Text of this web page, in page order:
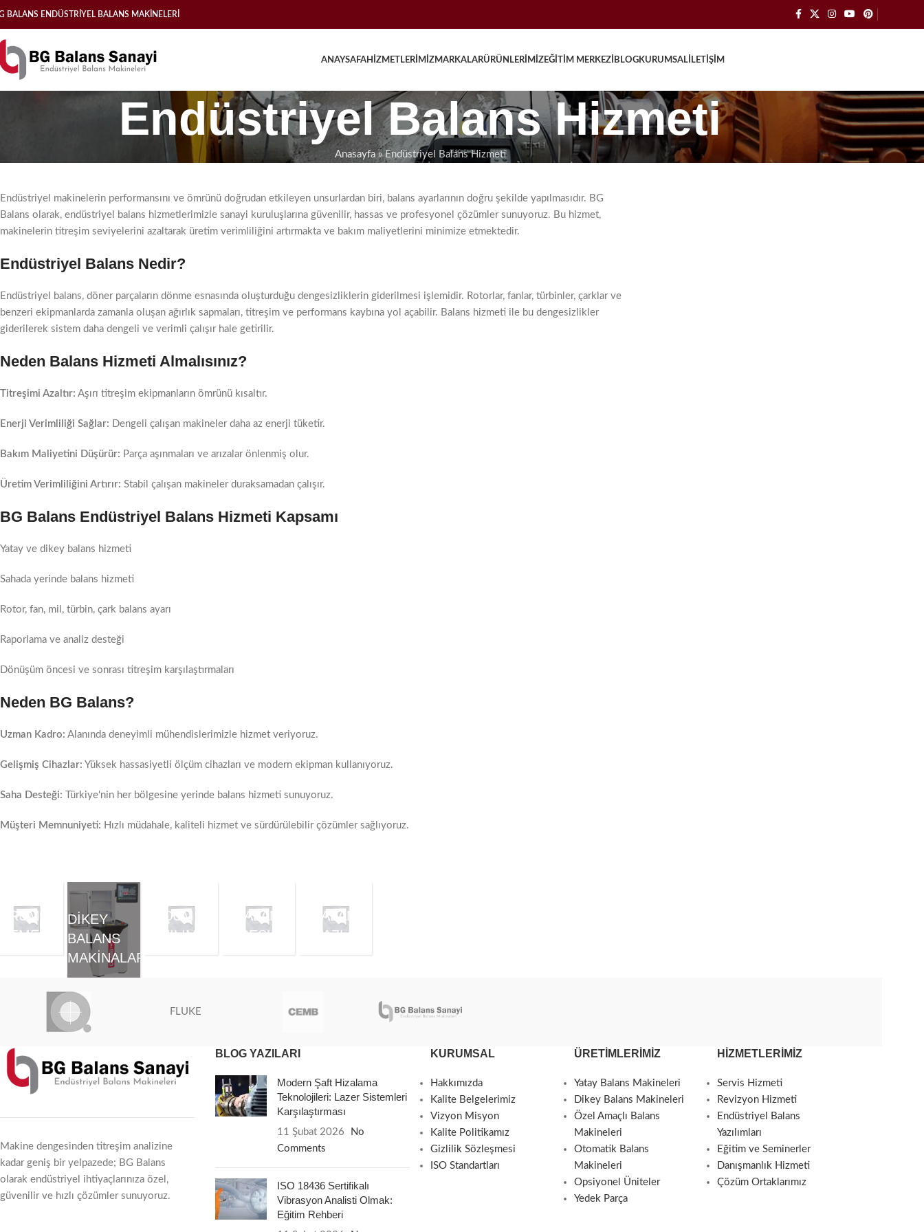
BALANS ENDÜSTRİYEL BALANS MAKİNELERİ
ANAYSAFAHIZMETLERIMIZMARKALARÜRÜNLERIMIZEĞITIM MERKEZI BLOGKURUMSAL İLETIŞIM
Endüstriyel Balans Hizmeti
Anasayfa»Endüstriyel Balans Hizmeti
Endüstriyel makinelerin performansını ve ömrünü doğrudan etkileyen unsurlardan biri, balans ayarlarının doğru şekilde yapılmasıdır. BG
Balans olarak, endüstriyel balans hizmetlerimizle sanayi kuruluşlarına güvenilir, hassas ve profesyonel çözümler sunuyoruz. Bu hizmet,
makinelerin titreşim seviyelerini azaltarak üretim verimliliğini artırmakta ve bakım maliyetlerini minimize etmektedir.
Endüstriyel Balans Nedir?
Endüstriyel balans, döner parçaların dönme esnasında oluşturduğu dengesizliklerin giderilmesi işlemidir. Rotorlar, fanlar, türbinler, çarklar ve
benzeri ekipmanlarda zamanla oluşan ağırlık sapmaları, titreşim ve performans kaybına yol açabilir. Balans hizmeti ile bu dengesizlikler
giderilerek sistem daha dengeli ve verimli çalışır hale getirilir.
Neden Balans Hizmeti Almalısınız?
Titreşimi Azaltır: Aşırı titreşim ekipmanların ömrünü kısaltır.
Enerji Verimliliği Sağlar: Dengeli çalışan makineler daha az enerji tüketir.
Bakım Maliyetini Düşürür: Parça aşınmaları ve arızalar önlenmiş olur.
Üretim Verimliliğini Artırır: Stabil çalışan makineler duraksamadan çalışır.
BG Balans Endüstriyel Balans Hizmeti Kapsamı
Yatay ve dikey balans hizmeti
Sahada yerinde balans hizmeti
Rotor, fan, mil, türbin, çark balans ayarı
Raporlama ve analiz desteği
Dönüşüm öncesi ve sonrası titreşim karşılaştırmaları
Neden BG Balans?
Uzman Kadro: Alanında deneyimli mühendislerimizle hizmet veriyoruz.
Gelişmiş Cihazlar: Yüksek hassasiyetli ölçüm cihazları ve modern ekipman kullanıyoruz.
Saha Desteği: Türkiye'nin her bölgesine yerinde balans hizmeti sunuyoruz.
Müşteri Memnuniyeti: Hızlı müdahale, kaliteli hizmet ve sürdürülebilir çözümler sağlıyoruz.
DIKEY
BALANS
MAKINALARI
ÖLÇÜM
YAZILIMI
HIZALAMA
AKSESUARLARI
HIZALAMA
CIHAZLARI
FLUKE
Makine dengesinden titreşim analizine
kadar geniş bir yelpazede; BG Balans
olarak endüstriyel ihtiyaçlarınıza özel,
güvenilir ve hızlı çözümler sunuyoruz.
BLOG YAZILARI
Modern Şaft Hizalama
Teknolojileri: Lazer Sistemleri
Karşılaştırması
11 Şubat 2026
No
Comments
ISO 18436 Sertifikalı
Vibrasyon Analisti Olmak:
Eğitim Rehberi
KURUMSAL
Hakkımızda
Kalite Belgelerimiz
Vizyon Misyon
Kalite Politikamız
Gizlilik Sözleşmesi
ISO Standartları
ÜRETIMLERIMIZ
Yatay Balans Makineleri
Dikey Balans Makineleri
Özel Amaçlı Balans
Makineleri
Otomatik Balans
Makineleri
Opsiyonel Üniteler
Yedek Parça
HIZMETLERIMIZ
Servis Hizmeti
Revizyon Hizmeti
Endüstriyel Balans
Yazılımları
Eğitim ve Seminerler
Danışmanlık Hizmeti
Çözüm Ortaklarımız